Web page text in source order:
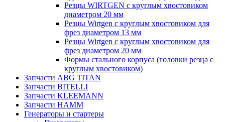
Резцы WIRTGEN с круглым хвостовиком
диаметром 20 мм
Резцы Wirtgen с круглым хвостовиком для
фрез диаметром 13 мм
Резцы Wirtgen с круглым хвостовиком для
фрез диаметром 20 мм
Формы стального корпуса (головки резца с
круглым хвостовиком)
Запчасти ABG TITAN
Запчасти BITELLI
Запчасти KLEEMANN
Запчасти HAMM
Генераторы и стартеры